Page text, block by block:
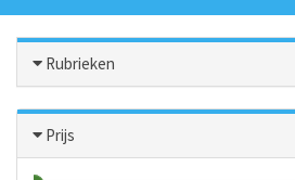
Rubrieken
Prijs